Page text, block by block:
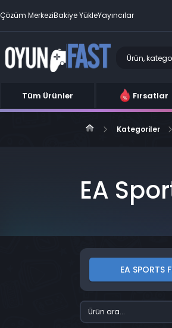
Çözüm MerkeziBakiye YükleYayıncılar
Tüm Ürünler Fırsatlar
Kategoriler
EA
EA SPORTS